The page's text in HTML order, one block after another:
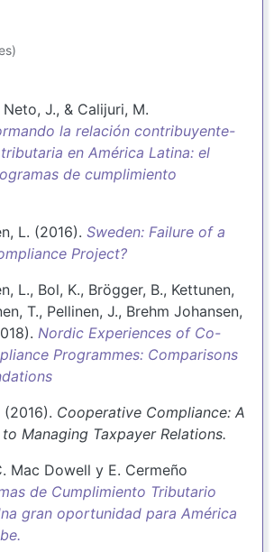
J., & Calijuri, M.
la relación contribuyente-
en América Latina: el
de cumplimiento
L. (2016). Sweden: Failure of a
Project?
L., Bol, K., Brögger, B., Kettunen,
T., Pellinen, J., Brehm Johansen,
Nordic Experiences of Co-
Programmes: Comparisons
(2016). Cooperative Compliance: A
Managing Taxpayer Relations.
Mac Dowell y E. Cermeño
de Cumplimiento Tributario
gran oportunidad para América